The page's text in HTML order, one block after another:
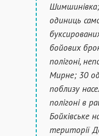
одиниць
бойових
полігоні,
Мирне; 30
поблизу
полігоні в
Бойківське
території